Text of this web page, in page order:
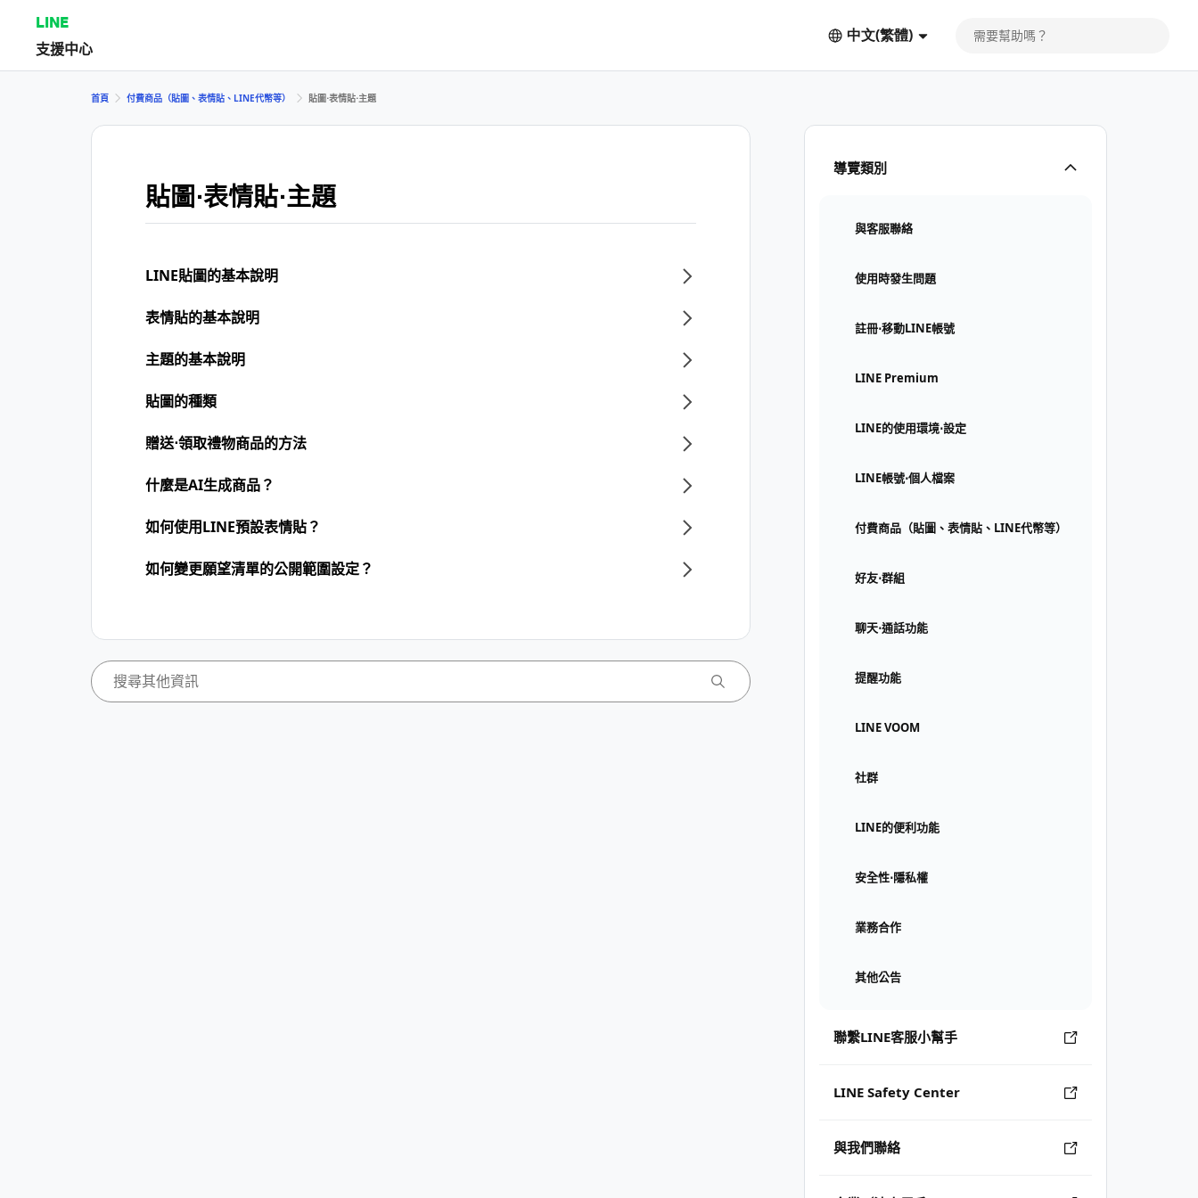
LINE
支援中心
中文(繁體)
導覽類別
與客服聯絡
使用時發生問題
註冊⋅移動LINE帳號
LINE Premium
LINE的使用環境⋅設定
LINE帳號⋅個人檔案
付費商品（貼圖、表情貼、LINE代幣等）
好友⋅群組
聊天⋅通話功能
提醒功能
LINE VOOM
社群
LINE的便利功能
安全性⋅隱私權
業務合作
其他公告
聯繫LINE客服小幫手
LINE Safety Center
與我們聯絡
首頁 付費商品（貼圖、表情貼、LINE代幣等） 貼圖⋅表情貼⋅主題
貼圖⋅表情貼⋅主題
LINE貼圖的基本說明
表情貼的基本說明
主題的基本說明
貼圖的種類
贈送⋅領取禮物商品的方法
什麼是AI生成商品？
如何使用LINE預設表情貼？
如何變更願望清單的公開範圍設定？